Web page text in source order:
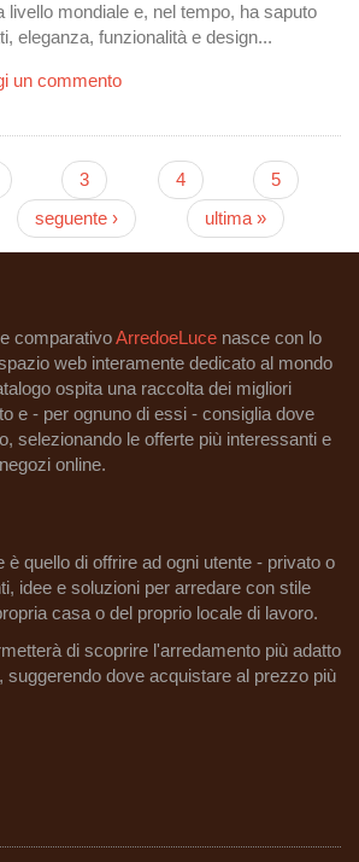
livello mondiale e, nel tempo, ha saputo
eleganza, funzionalità e design...
LIGHT Presente al Fuorisalone 2021
un commento
3 4
5
seguente › ultima »
comparativoArredoeLuce nasce con lo
web interamente dedicato al mondo
ospita una raccolta dei migliori
e - per ognuno di essi - consiglia dove
selezionando le offerte più interessanti e
online.
è quello di offrire ad ogni utente - privato o
idee e soluzioni per arredare con stile
casa o del proprio locale di lavoro.
di scoprire l'arredamento più adatto
suggerendo dove acquistare al prezzo più